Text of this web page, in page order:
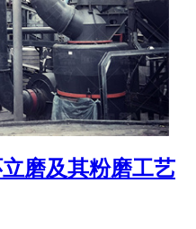
磨及其粉磨工艺